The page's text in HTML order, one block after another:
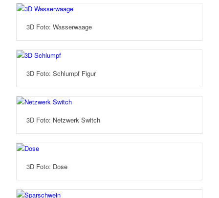
3D Foto: Wasserwaage
3D Foto: Schlumpf Figur
3D Foto: Netzwerk Switch
3D Foto: Dose